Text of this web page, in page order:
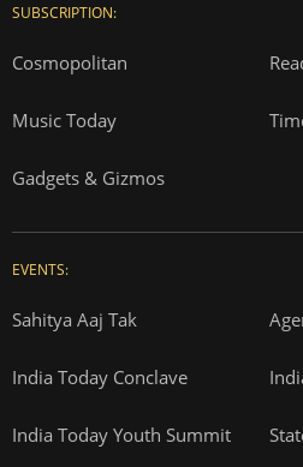
SUBSCRIPTION:
Cosmopolitan
Music Today
Gadgets & Gizmos
EVENTS:
Sahitya Aaj Tak
India Today Conclave
India Today Youth Summit